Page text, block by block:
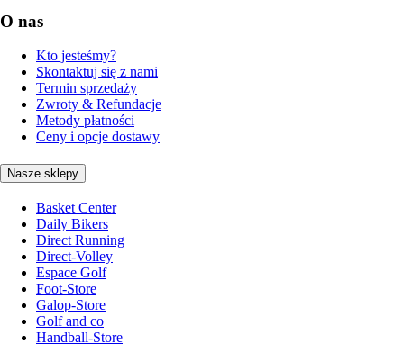
O nas
Kto jesteśmy?
Skontaktuj się z nami
Termin sprzedaży
Zwroty & Refundacje
Metody płatności
Ceny i opcje dostawy
Nasze sklepy
Basket Center
Daily Bikers
Direct Running
Direct-Volley
Espace Golf
Foot-Store
Galop-Store
Golf and co
Handball-Store